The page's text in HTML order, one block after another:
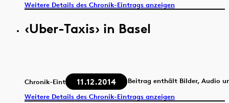
Weitere Details des Chronik-Eintrags anzeigen
‹Uber-Taxis› in Basel
Chronik-Eintrag 11.12.2014
Beitrag enthält Bilder, Audio
Weitere Details des Chronik-Eintrags anzeigen